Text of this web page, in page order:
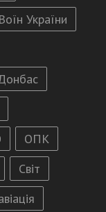
Воїн України
ОПК
Світ